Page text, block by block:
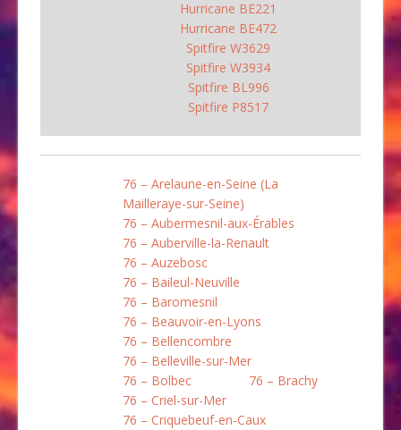
Hurricane BE221
Hurricane BE472
Spitfire W3629
Spitfire W3934
Spitfire BL996
Spitfire P8517
76 – Arelaune-en-Seine (La
Mailleraye-sur-Seine)
76 – Aubermesnil-aux-Érables
76 – Auberville-la-Renault
76 – Auzebosc
76 – Baileul-Neuville
76 – Baromesnil
76 – Beauvoir-en-Lyons
76 – Bellencombre
76 – Belleville-sur-Mer
76 – Bolbec
76 – Brachy
76 – Criel-sur-Mer
76 – Criquebeuf-en-Caux